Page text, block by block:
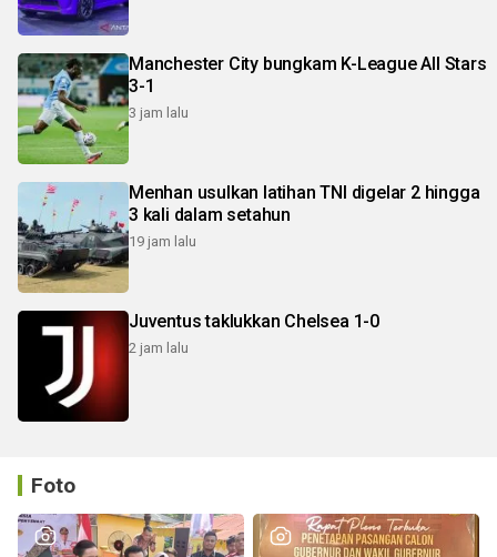
Manchester City bungkam K-League All Stars
3-1
3 jam lalu
Menhan usulkan latihan TNI digelar 2 hingga
3 kali dalam setahun
19 jam lalu
Juventus taklukkan Chelsea 1-0
2 jam lalu
Foto